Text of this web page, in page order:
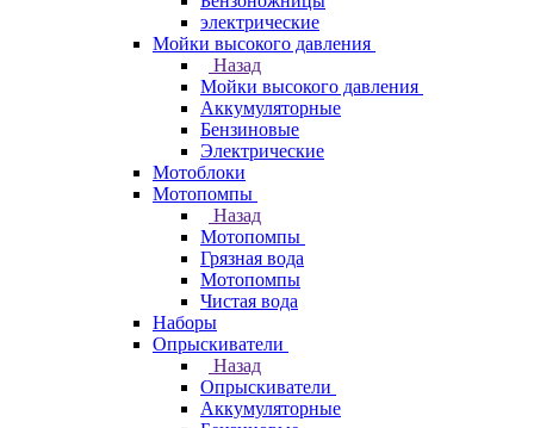
электрические
Мойки высокого давления
Назад
Мойки высокого давления
Аккумуляторные
Бензиновые
Электрические
Мотоблоки
Мотопомпы
Назад
Мотопомпы
Грязная вода
Мотопомпы
Чистая вода
Наборы
Опрыскиватели
Назад
Опрыскиватели
Аккумуляторные